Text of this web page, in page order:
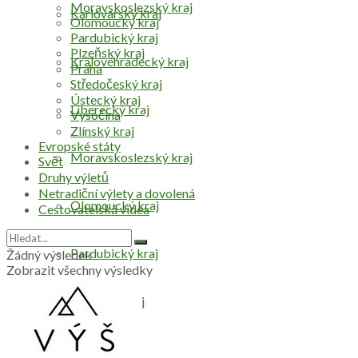
Karlovarský kraj
Královéhradecký kraj
Liberecký kraj
Moravskoslezský kraj
Olomoucký kraj
Pardubický kraj
Plzeňský kraj
Praha
Moravskoslezský kraj
Olomoucký kraj
Pardubický kraj
Plzeňský kraj
Praha
Středočeský kraj
Ústecký kraj
Vysočina
Zlínský kraj
Evropské státy
Svět
Druhy výletů
Netradiční výlety a dovolená
Cestovatelská videa
Žádný výsledek
Zobrazit všechny výsledky